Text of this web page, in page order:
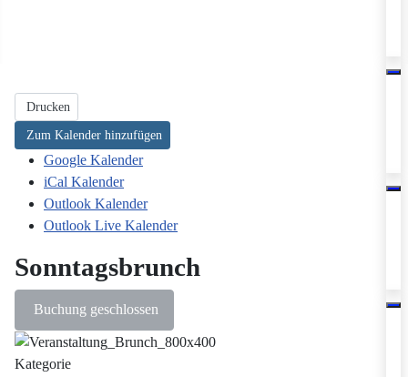
Drucken
Zum Kalender hinzufügen
Google Kalender
iCal Kalender
Outlook Kalender
Outlook Live Kalender
Sonntagsbrunch
Buchung geschlossen
Kategorie